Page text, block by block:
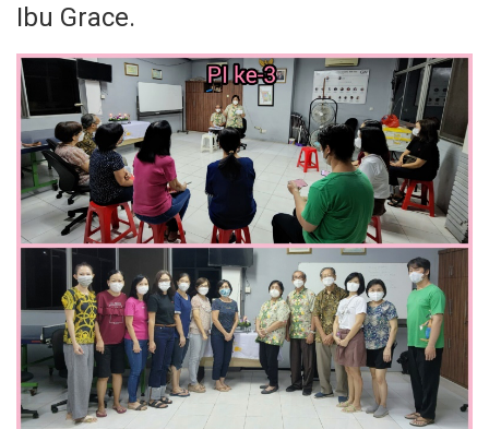
Ibu Grace.